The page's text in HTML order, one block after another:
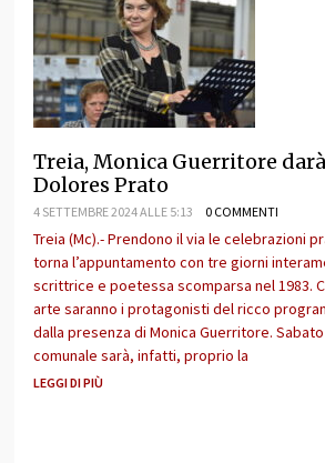
Treia, Monica Guerritore
Dolores Prato
4 SETTEMBRE 2024 ALLE 5:13 0 COMMENTI
Treia (Mc).- Prendono il via le celebrazioni
torna l’appuntamento con tre giorni
scrittrice e poetessa scomparsa nel 1983.
arte saranno i protagonisti del ricco
dalla presenza di Monica Guerritore.
comunale sarà, infatti, proprio la
LEGGI DI PIÙ